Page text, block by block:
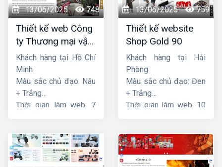
13/06/2025 748
Thiết kế web Công
ty Thương mại vận
tải Song Bằng
Khách hàng tại Hồ Chí
Minh
Màu sắc chủ đạo: Nâu
+ Trắng
Thời gian làm web: 7
13/06/2025 759
Thiết kế website
Shop Gold 90
Khách hàng tại Hải
Phòng
Màu sắc chủ đạo: Đen
+ Trắng
Thời gian làm web: 10